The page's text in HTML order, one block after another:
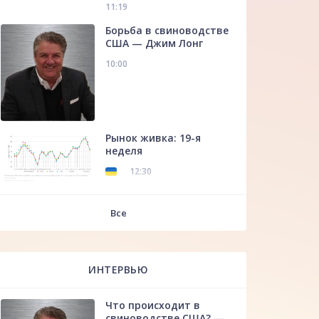
11:19
Борьба в свиноводстве
США — Джим Лонг
10:00
Рынок живка: 19-я
неделя
12:30
Все
ИНТЕРВЬЮ
Что происходит в